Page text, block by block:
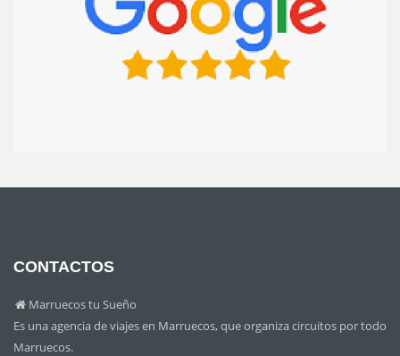
CONTACTOS
Marruecos tu Sueño
Es una agencia de viajes en Marruecos, que organiza circuitos por todo
Marruecos.